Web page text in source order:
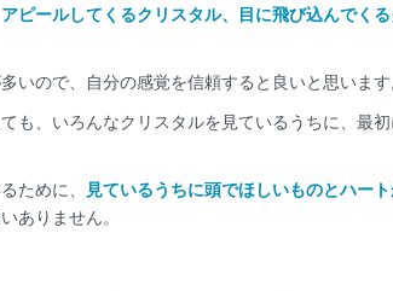
アピールしてくるクリスタル、目に飛び込んでく
いので、自分の感覚を信頼すると良いと思います
も、いろんなクリスタルを見ているうちに、最
ために、 見ているうちに頭でほしいものとハー
ありません。